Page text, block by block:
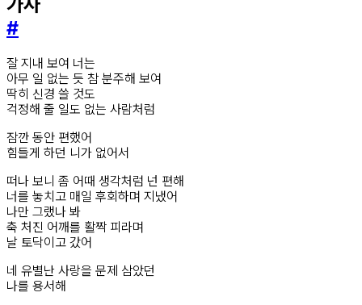
#
잘 지내 보여 너는
아무 일 없는 듯 참 분주해 보여
딱히 신경 쓸 것도
걱정해 줄 일도 없는 사람처럼
잠깐 동안 편했어
힘들게 하던 니가 없어서
떠나 보니 좀 어때 생각처럼 넌 편해
너를 놓치고 매일 후회하며 지냈어
나만 그랬나 봐
축 처진 어깨를 활짝 피라며
날 토닥이고 갔어
네 유별난 사랑을 문제 삼았던
나를 용서해